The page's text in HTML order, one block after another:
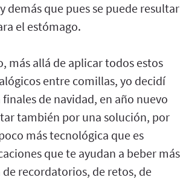
demás que pues se puede resultar
el estómago.
más allá de aplicar todos estos
entre comillas, yo decidí
de navidad, en año nuevo
también por una solución, por
más tecnológica que es
que te ayudan a beber más
recordatorios, de retos, de